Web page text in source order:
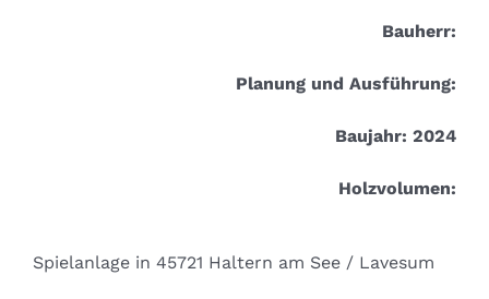
Bauherr:
Planung und Ausführung:
Baujahr: 2024
Holzvolumen:
Spielanlage in 45721 Haltern am See / Lavesum